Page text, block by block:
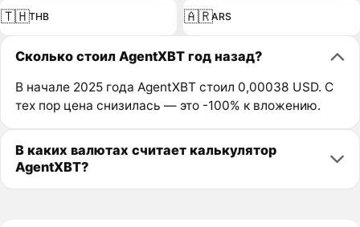
🇹🇭THB 🇦🇷ARS
Сколько стоил AgentXBT год назад?
В начале 2025 года AgentXBT стоил 0,00038 USD. С
тех пор цена снизилась — это -100% к вложению.
В каких валютах считает калькулятор
AgentXBT?